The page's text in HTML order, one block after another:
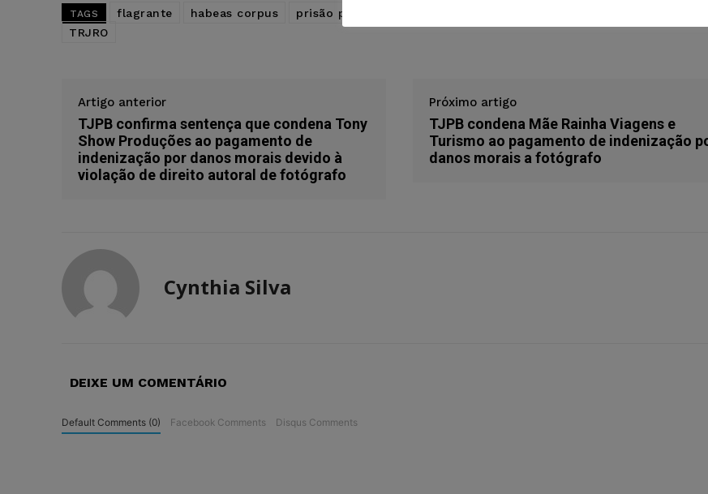
TAGS flagrante habeas corpus prisão preventiva
TRJRO
Artigo anterior
TJPB confirma sentença que condena Tony
Show Produções ao pagamento de
indenização por danos morais devido à
violação de direito autoral de fotógrafo
Próximo artigo
TJPB condena Mãe Rainha Viagens e
Turismo ao pagamento de indenização
danos morais a fotógrafo
Cynthia Silva
DEIXE UM COMENTÁRIO
Default Comments (0) Facebook Comments Disqus Comments